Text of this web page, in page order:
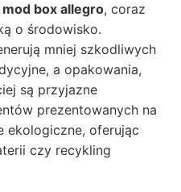
mod box allegro, coraz
o środowisko.
mniej szkodliwych
a opakowania,
są przyjazne
prezentowanych na
ekologiczne, oferując
czy recykling